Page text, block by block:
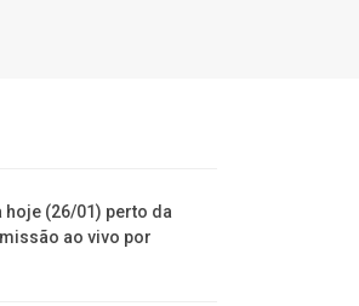
(26/01) perto da
ao vivo por